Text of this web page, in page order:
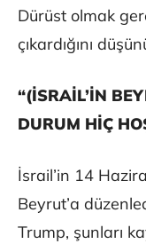
Dürüst olmak
çıkardığını
“(İSRAİL’İN
DURUM HİÇ
İsrail’in 14
Beyrut’a
Trump, şunları